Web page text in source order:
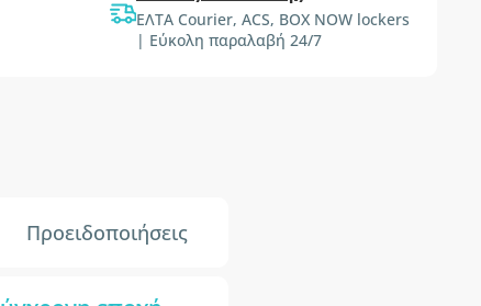
ΕΛΤΑ Courier, ACS, BOX NOW lockers
| Εύκολη παραλαβή 24/7
Προειδοποιήσεις